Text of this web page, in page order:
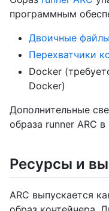
программным
Двоичные
Перехватчики
Docker
Docker)
Дополнительные
образа runner ARC
Ресурсы и
ARC выпускается